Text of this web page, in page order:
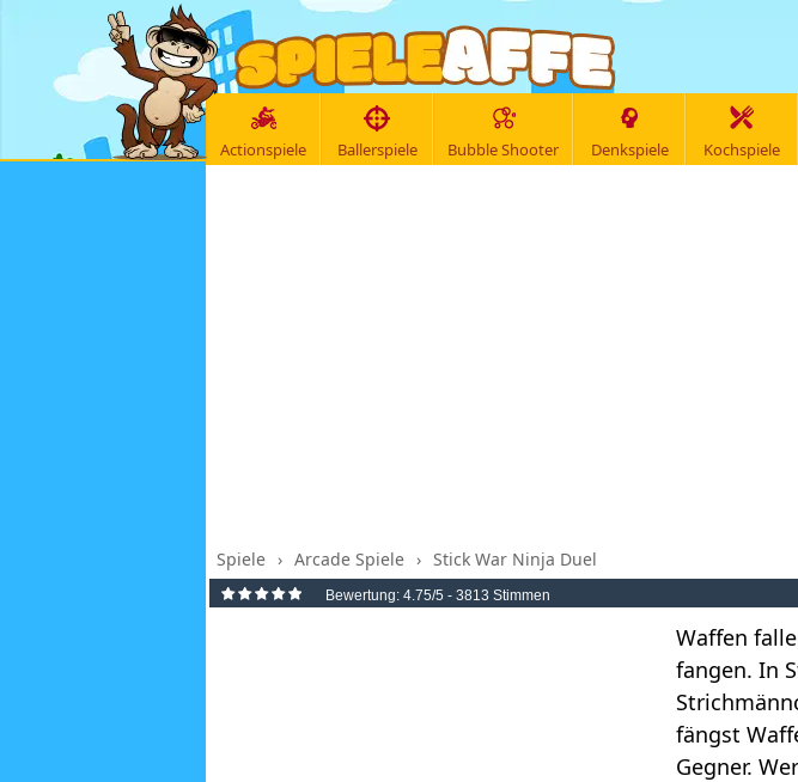
Actionspiele Ballerspiele Bubble Shooter Denkspiele Kochspiele
Spiele › Arcade Spiele › Stick War Ninja Duel
Bewertung: 4.75/5 - 3813 Stimmen
Waffen
fangen. In
fängst
Gegner.